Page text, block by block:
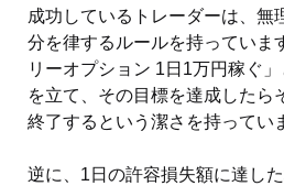
成功しているトレーダーは、無
分を律するルールを持っていま
リーオプション 1日1万円稼ぐ
を立て、その目標を達成したら
終了するという潔さを持ってい
逆に、1日の許容損失額に達し